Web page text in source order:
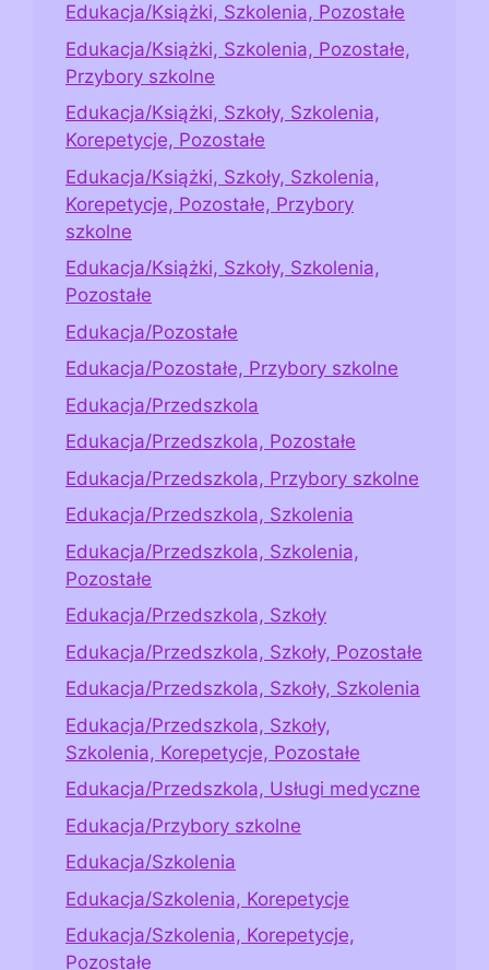
Edukacja/Książki, Szkolenia, Pozostałe
Edukacja/Książki, Szkolenia, Pozostałe,
Przybory szkolne
Edukacja/Książki, Szkoły, Szkolenia,
Korepetycje, Pozostałe
Edukacja/Książki, Szkoły, Szkolenia,
Korepetycje, Pozostałe, Przybory
szkolne
Edukacja/Książki, Szkoły, Szkolenia,
Pozostałe
Edukacja/Pozostałe
Edukacja/Pozostałe, Przybory szkolne
Edukacja/Przedszkola
Edukacja/Przedszkola, Pozostałe
Edukacja/Przedszkola, Przybory szkolne
Edukacja/Przedszkola, Szkolenia
Edukacja/Przedszkola, Szkolenia,
Pozostałe
Edukacja/Przedszkola, Szkoły
Edukacja/Przedszkola, Szkoły, Pozostałe
Edukacja/Przedszkola, Szkoły, Szkolenia
Edukacja/Przedszkola, Szkoły,
Szkolenia, Korepetycje, Pozostałe
Edukacja/Przedszkola, Usługi medyczne
Edukacja/Przybory szkolne
Edukacja/Szkolenia
Edukacja/Szkolenia, Korepetycje
Edukacja/Szkolenia, Korepetycje,
Pozostałe